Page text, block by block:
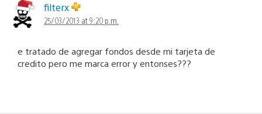
filterx
25/03/2013 at 9:20 p.m.
e tratado de agregar fondos desde mi tarjeta de
credito pero me marca error y entonses???